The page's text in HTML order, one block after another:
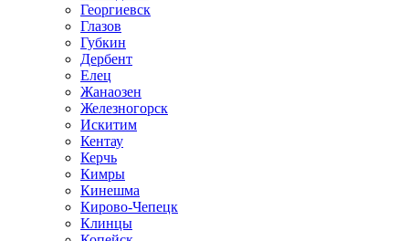
Георгиевск
Глазов
Губкин
Дербент
Елец
Жанаозен
Железногорск
Искитим
Кентау
Керчь
Кимры
Кинешма
Кирово-Чепецк
Клинцы